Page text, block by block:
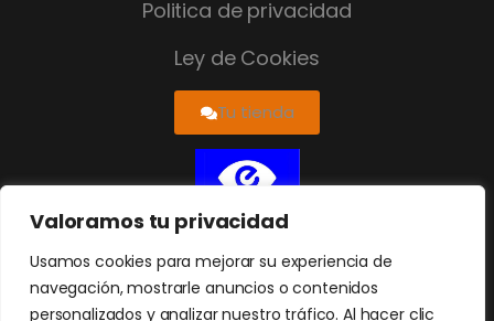
Valoramos tu privacidad
Usamos cookies para mejorar su experiencia de
navegación, mostrarle anuncios o contenidos
personalizados y analizar nuestro tráfico. Al hacer clic
Politica de privacidad
Ley de Cookies
Tu tienda